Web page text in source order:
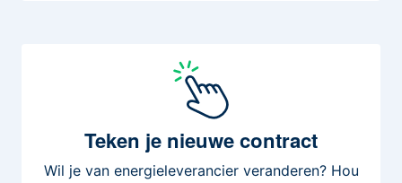
Teken je nieuwe contract
Wil je van energieleverancier veranderen? Hou